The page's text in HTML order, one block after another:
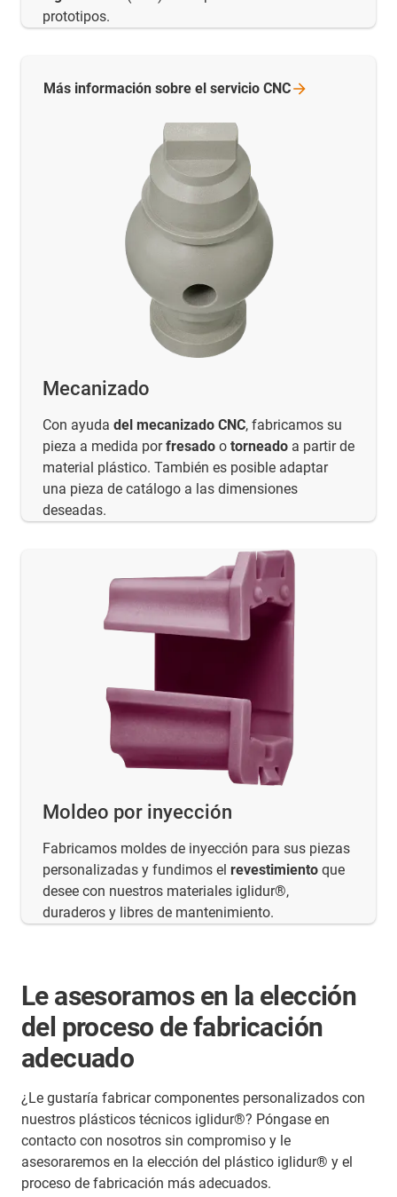
prototipos.
Mecanizado
Con ayuda del mecanizado CNC, fabricamos su
pieza a medida porfresado o torneado a partir de
material plástico. También es posible adaptar
una pieza de catálogo a las dimensiones
deseadas.
Más información sobre el servicio CNC
Moldeo por inyección
Fabricamos moldes de inyección para sus piezas
personalizadas y fundimos el revestimiento que
desee con nuestros materiales iglidur®,
duraderos y libres de mantenimiento.
Le asesoramos en la elección
del proceso de fabricación
adecuado
¿Le gustaría fabricar componentes personalizados con
nuestros plásticos técnicos iglidur®? Póngase en
contacto con nosotros sin compromiso y le
asesoraremos en la elección del plástico iglidur® y el
proceso de fabricación más adecuados.